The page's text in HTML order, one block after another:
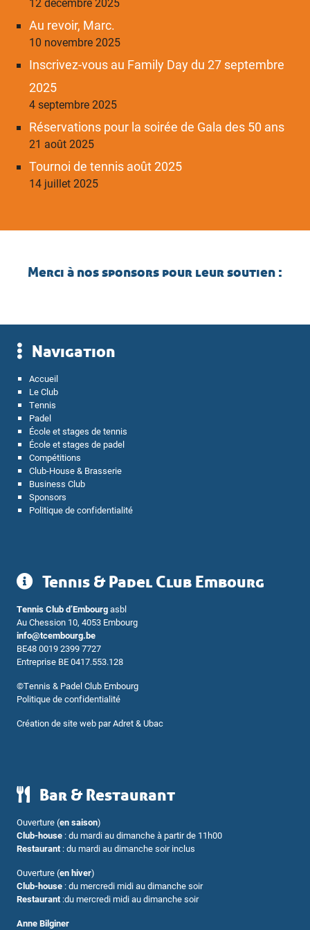
Au revoir, Marc.
10 novembre 2025
Inscrivez-vous au Family Day du 27 septembre
2025
4 septembre 2025
Réservations pour la soirée de Gala des 50 ans
21 août 2025
Tournoi de tennis août 2025
14 juillet 2025
Merci à nos sponsors pour leur soutien :
Navigation
Accueil
Le Club
Tennis
Padel
École et stages de tennis
École et stages de padel
Compétitions
Club-House & Brasserie
Business Club
Sponsors
Politique de confidentialité
Tennis & Padel Club Embourg
Tennis Club d’Embourgasbl
Au Chession 10, 4053 Embourg
info@tcembourg.be
BE48 0019 2399 7727
Entreprise BE 0417.553.128
©Tennis & Padel Club Embourg
Politique de confidentialité
Création de site web parAdret & Ubac
Bar & Restaurant
Ouverture (en saison)
Club-house : du mardi au dimanche à partir de 11h00
Restaurant : du mardi au dimanche soir inclus
Ouverture (en hiver)
Club-house : du mercredi midi au dimanche soir
Restaurant :du mercredi midi au dimanche soir
Anne Bilginer